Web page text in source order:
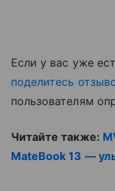
Если у вас уже
поделитесь
пользователям
Читайте также:
MateBook 13 —